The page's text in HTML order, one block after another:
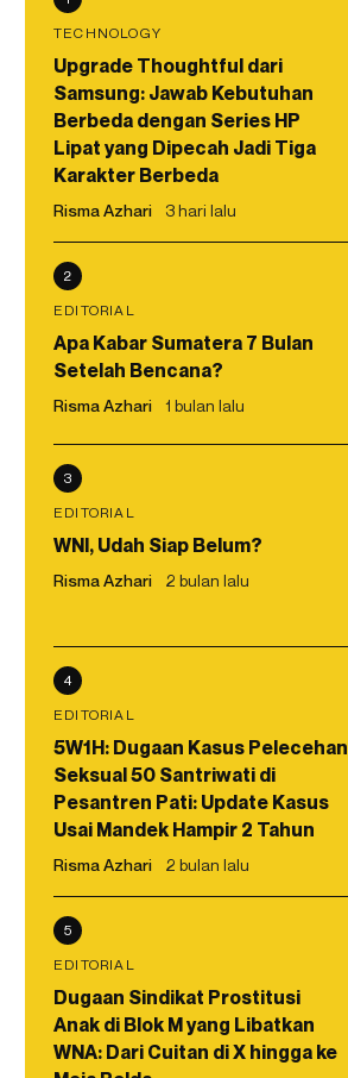
TECHNOLOGY
Upgrade Thoughtful dari
Samsung: Jawab Kebutuhan
Berbeda dengan Series HP
Lipat yang Dipecah Jadi Tiga
Karakter Berbeda
Risma Azhari 3 hari lalu
2
EDITORIAL
Apa Kabar Sumatera 7 Bulan
Setelah Bencana?
Risma Azhari 1 bulan lalu
3
EDITORIAL
WNI, Udah Siap Belum?
Risma Azhari 2 bulan lalu
4
EDITORIAL
5W1H: Dugaan Kasus Pelecehan
Seksual 50 Santriwati di
Pesantren Pati: Update Kasus
Usai Mandek Hampir 2 Tahun
Risma Azhari 2 bulan lalu
5
EDITORIAL
Dugaan Sindikat Prostitusi
Anak di Blok M yang Libatkan
WNA: Dari Cuitan di X hingga ke